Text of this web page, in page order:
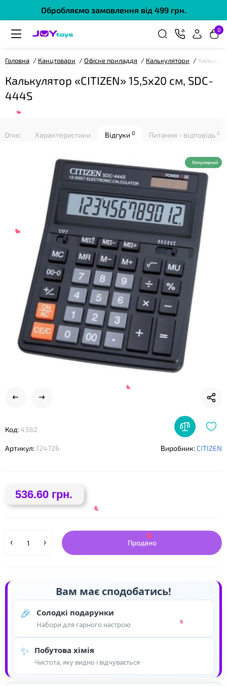
Обробляємо замовлення від 499 грн.
0
Головна Канцтовари Офісне приладдя Калькулятори
Калькулятор «CITIZEN» 15,5х20 см, SDC-
444S
Опис Характеристики Відгуки 0 Питання - відповідь 0
Популярний
Код:4382
Артикул:124726 Виробник:CITIZEN
536.60 грн.
Продано
Вам має сподобатись!
🎉 Солодкі подарунки
Набори для гарного настрою
✨ Побутова хімія
Чистота, яку видно і відчувається
❤
❤
❤
❤